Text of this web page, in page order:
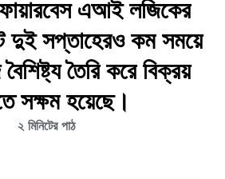
এআই লজিকের
দুই সপ্তাহেরও কম সময়ে
তৈরি করে বিক্রয়
সক্ষম হয়েছে।
২ মিনিটের পাঠ